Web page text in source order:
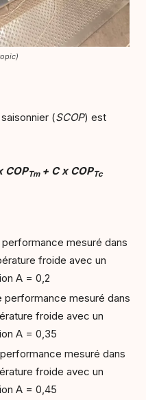
(SCOP) est
COPTm + C x COPTc
mesuré dans
froide avec un
A = 0,2
mesuré dans
froide avec un
A = 0,35
mesuré dans
froide avec un
A = 0,45